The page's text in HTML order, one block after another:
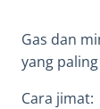
Gas dan
yang
Cara jimat: